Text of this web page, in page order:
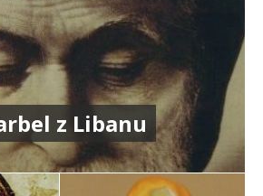
z Libanu